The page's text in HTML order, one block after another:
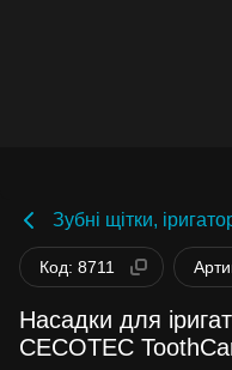
Зубні щітки,
Код: 8711
Насадки для
CECOTEC